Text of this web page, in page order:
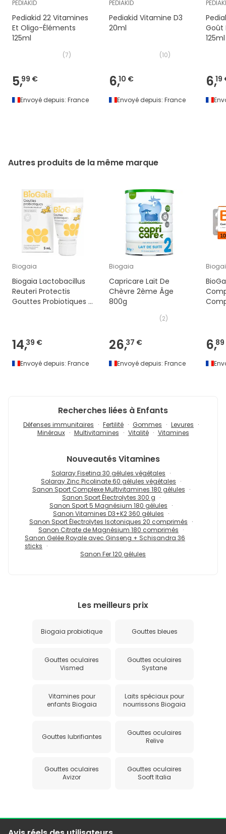
PEDIAKID
Pediakid 22 Vitamines
Et Oligo-Éléments
125ml
(7)
5,99 €
Envoyé depuis: France
PEDIAKID
Pediakid Vitamine D3
20ml
(10)
6,10 €
Envoyé depuis: France
Goût
125ml
6,19
Autres produits de la même marque
Biogaia
Biogaia Lactobacillus
Reuteri Protectis
Gouttes Probiotiques 5
14,39 €
Envoyé depuis: France
Biogaia
Capricare Lait De
Chèvre 2ème Âge
800g
(2)
26,37 €
Envoyé depuis: France
6,
Recherches liées à Enfants
Défenses immunitaires Fertilité Gommes
Levures
Minéraux
Multivitamines Vitalité Vitamines
NouveautésVitamines
Solaray Fisetina 30 gélules végétales
Solaray Zinc Picolinate 60 gélules végétales
Sanon Sport Complexe Multivitamines 180 gélules
Sanon Sport Électrolytes 300 g
Sanon Sport 5 Magnésium 180 gélules
Sanon Vitamines D3+K2 360 gélules
Sanon Sport Électrolytes Isotoniques 20 comprimés
Sanon Citrate de Magnésium 180 comprimés
Sanon Gelée Royale avec Ginseng + Schisandra 36
sticks
Sanon Fer 120 gélules
Les meilleurs prix
Biogaia probiotique Gouttes bleues
Gouttes oculaires
Vismed
Gouttes oculaires
Systane
Vitamines pour
enfants Biogaia
Laits spéciaux pour
nourrissons Biogaia
Gouttes lubrifiantes
Gouttes oculaires
Relive
Gouttes oculaires
Avizor
Gouttes oculaires
Sooft Italia